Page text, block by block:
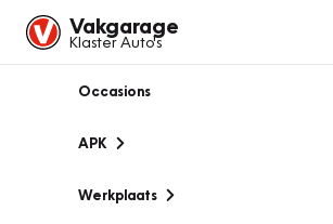
Vakgarage
Klaster Auto's
Occasions
APK
Werkplaats